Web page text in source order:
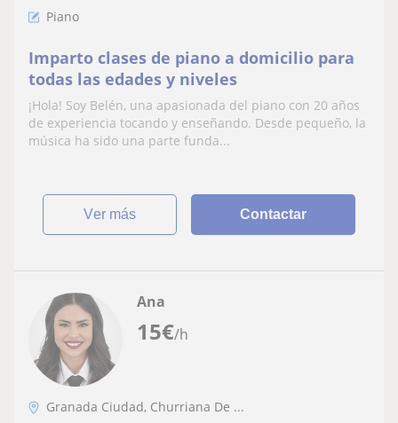
Piano
Imparto clases de piano a domicilio para
todas las edades y niveles
¡Hola! Soy Belén, una apasionada del piano con 20 años
de experiencia tocando y enseñando. Desde pequeño, la
música ha sido una parte funda...
ver más Contactar
15€/h
Ana
Granada Ciudad, Churriana De ...